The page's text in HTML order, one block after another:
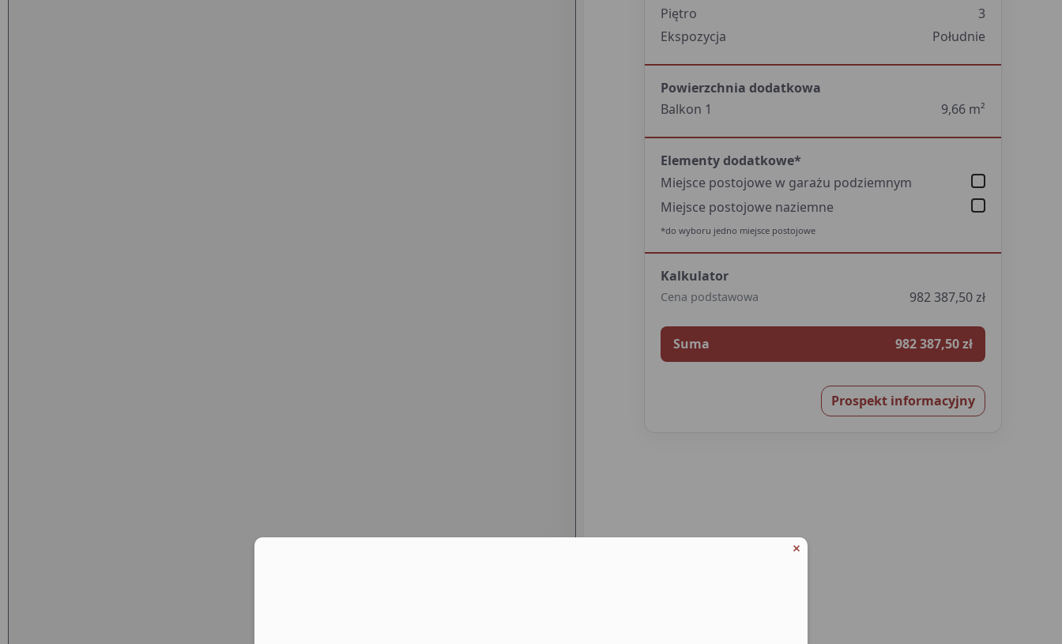
Piętro
3
Ekspozycja
Południe
Powierzchnia dodatkowa
Balkon 1
9,66 m²
Elementy dodatkowe*
Miejsce postojowe w garażu podziemnym
Miejsce postojowe naziemne
*do wyboru jedno miejsce postojowe
Kalkulator
Cena podstawowa 982 387,50 zł
Suma 982 387,50 zł
Prospekt informacyjny